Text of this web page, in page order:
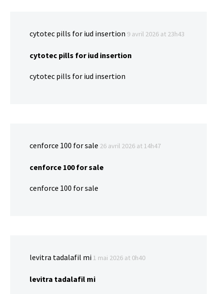
cytotec pills for iud insertion 9 avril 2026 at 23h43
cytotec pills for iud insertion
cytotec pills for iud insertion
cenforce 100 for sale 26 avril 2026 at 14h47
cenforce 100 for sale
cenforce 100 for sale
levitra tadalafil mi 1 mai 2026 at 0h40
levitra tadalafil mi